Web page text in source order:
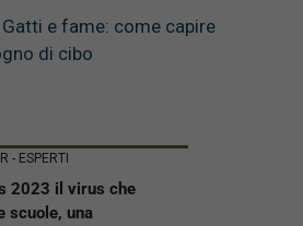
Gatti e fame: come capire
di cibo
- ESPERTI
2023 il virus che
scuole, una